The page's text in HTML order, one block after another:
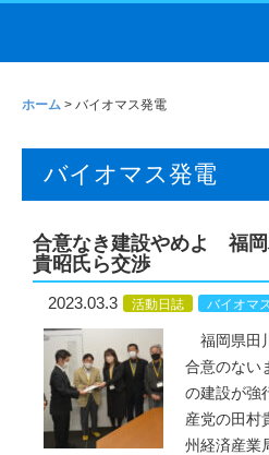
ホーム > バイオマス発電
バイオマス発電
合意なき建設やめよ 福
貴昭氏ら交渉
2023.03.3 活動日誌 バイオマ
福岡県田
合意のない
の建設が強
産党の田村
州経済産業